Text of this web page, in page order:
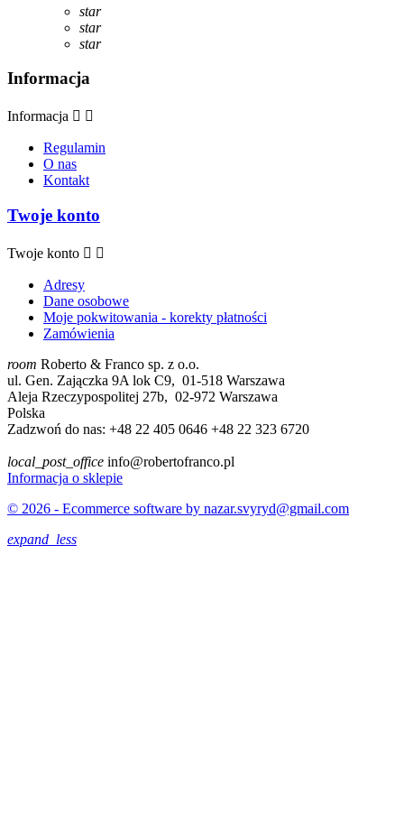
star
star
star
Informacja
Informacja  
Regulamin
O nas
Kontakt
Twoje konto
Twoje konto  
Adresy
Dane osobowe
Moje pokwitowania - korekty płatności
Zamówienia
room Roberto & Franco sp. z o.o.
ul. Gen. Zajączka 9A lok C9, 01-518 Warszawa
Aleja Rzeczypospolitej 27b, 02-972 Warszawa
Polska
Zadzwoń do nas: +48 22 405 0646 +48 22 323 6720
local_post_office info@robertofranco.pl
Informacja o sklepie
© 2026 - Ecommerce software by nazar.svyryd@gmail.com
expand_less